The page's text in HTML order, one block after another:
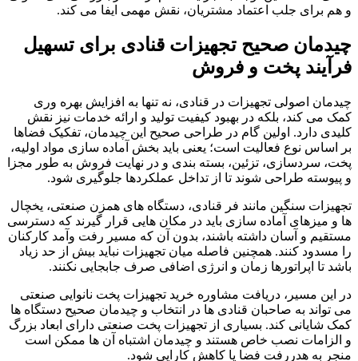
و هم برای جلب اعتماد مشتریان، نقش مهمی ایفا می کند.
چیدمان صحیح تجهیزات قنادی برای تسهیل
فرآیند پخت و فروش
چیدمان اصولی تجهیزات در قنادی، نه تنها به افزایش بهره وری
کمک می کند، بلکه در بهبود کیفیت تولید و ارائه خدمات نیز نقش
کلیدی دارد. اولین گام در طراحی صحیح این چیدمان، تفکیک فضاها
بر اساس نوع فعالیت است؛ یعنی باید بخش آماده سازی مواد اولیه،
پخت، سردسازی، تزئین، بسته بندی و در نهایت فروش به طور مجزا
و پیوسته طراحی شوند تا از تداخل عملکردها جلوگیری شود.
تجهیزات سنگین مانند فر قنادی، دستگاه های همزن صنعتی، یخچال
ها و میزهای آماده سازی باید در مکان هایی قرار گیرند که دسترسی
مستقیم و آسان داشته باشند، بدون آن که مسیر رفت وآمد کارکنان
را مسدود کنند. همچنین فاصله میان تجهیزات نباید بیش از حد زیاد
باشد تا اپراتورها زمان و انرژی اضافی صرف جابجایی نکنند.
در این مسیر، دریافت مشاوره خرید تجهیزات پخت نانوایی صنعتی
می تواند به صاحبان قنادی ها در انتخاب و چیدمان صحیح دستگاه ها
کمک شایانی کند. بسیاری از تجهیزات پخت صنعتی دارای ابعاد بزرگ
و الزامات نصب خاص هستند و چیدمان اشتباه آن ها ممکن است
منجر به هدررفت فضا یا کاهش کارایی شود.